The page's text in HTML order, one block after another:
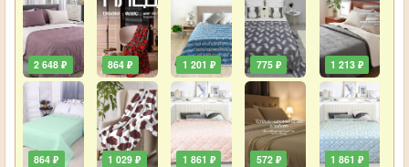
2 648 ₽
864 ₽
864 ₽
1 029 ₽
1 201 ₽
1 861 ₽
775 ₽
572 ₽
1 213 ₽
1 861 ₽